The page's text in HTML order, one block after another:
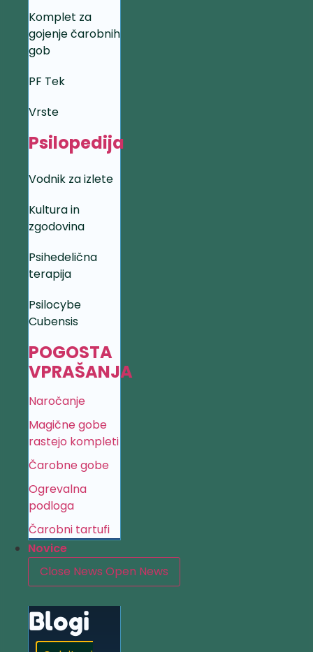
Komplet za
gojenje čarobnih
gob
PF Tek
Vrste
Psilopedija
Vodnik za izlete
Kultura in
zgodovina
Psihedelična
terapija
Psilocybe
Cubensis
POGOSTA
VPRAŠANJA
Naročanje
Magične gobe
rastejo kompleti
Čarobne gobe
Ogrevalna
podloga
Čarobni tartufi
Novice
Close News Open News
Blogi